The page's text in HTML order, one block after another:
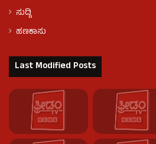
ಸುದ್ದಿ
ಹಣಕಾಸು
Last Modified Posts